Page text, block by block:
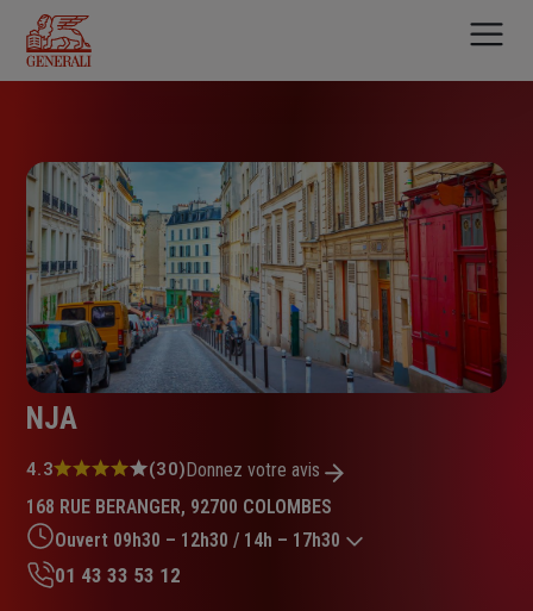
contenu
principal
NJA
Note
4.3
sur
5
étoiles
4.3 (30)Donnez votre avis
168 RUE BERANGER, 92700 COLOMBES
Ouvert 09h30 – 12h30 / 14h – 17h30
01 43 33 53 12